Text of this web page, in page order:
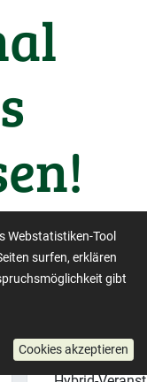
der
Webstatistiken-Tool
surfen, erklären
gibt
Cookies akzeptieren